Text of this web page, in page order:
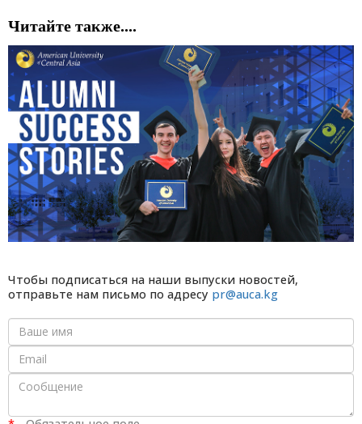
Читайте также....
Чтобы подписаться на наши выпуски новостей,
отправьте нам письмо по адресу pr@auca.kg